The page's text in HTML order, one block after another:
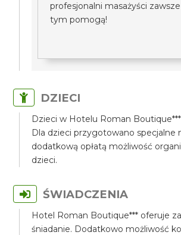
profesjonalni masażyści
tym pomogą!
DZIECI
Dzieci w Hotelu Roman
Dla dzieci przygotowano specjalne
dodatkową opłatą możliwość
dzieci.
ŚWIADCZENIA
Hotel Roman Boutique*** oferuje
śniadanie. Dodatkowo możliwość